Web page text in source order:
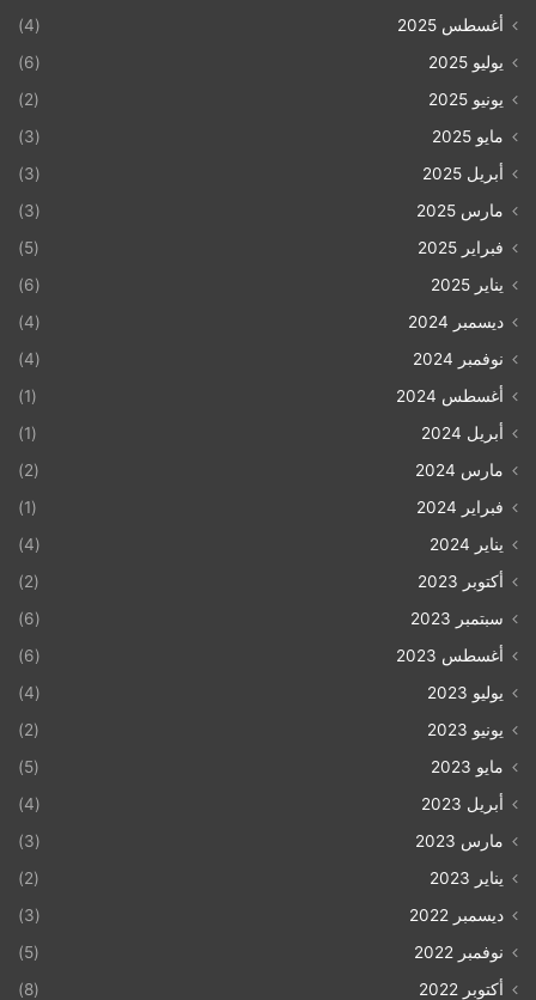
أغسطس 2025
(4)
يوليو 2025
(6)
يونيو 2025
(2)
مايو 2025
(3)
أبريل 2025
(3)
مارس 2025
(3)
فبراير 2025
(5)
يناير 2025
(6)
ديسمبر 2024
(4)
نوفمبر 2024
(4)
أغسطس 2024
(1)
أبريل 2024
(1)
مارس 2024
(2)
فبراير 2024
(1)
يناير 2024
(4)
أكتوبر 2023
(2)
سبتمبر 2023
(6)
أغسطس 2023
(6)
يوليو 2023
(4)
يونيو 2023
(2)
مايو 2023
(5)
أبريل 2023
(4)
مارس 2023
(3)
يناير 2023
(2)
ديسمبر 2022
(3)
نوفمبر 2022
(5)
أكتوبر 2022
(8)